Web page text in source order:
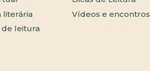
literária
leitura
Vídeos e encontros